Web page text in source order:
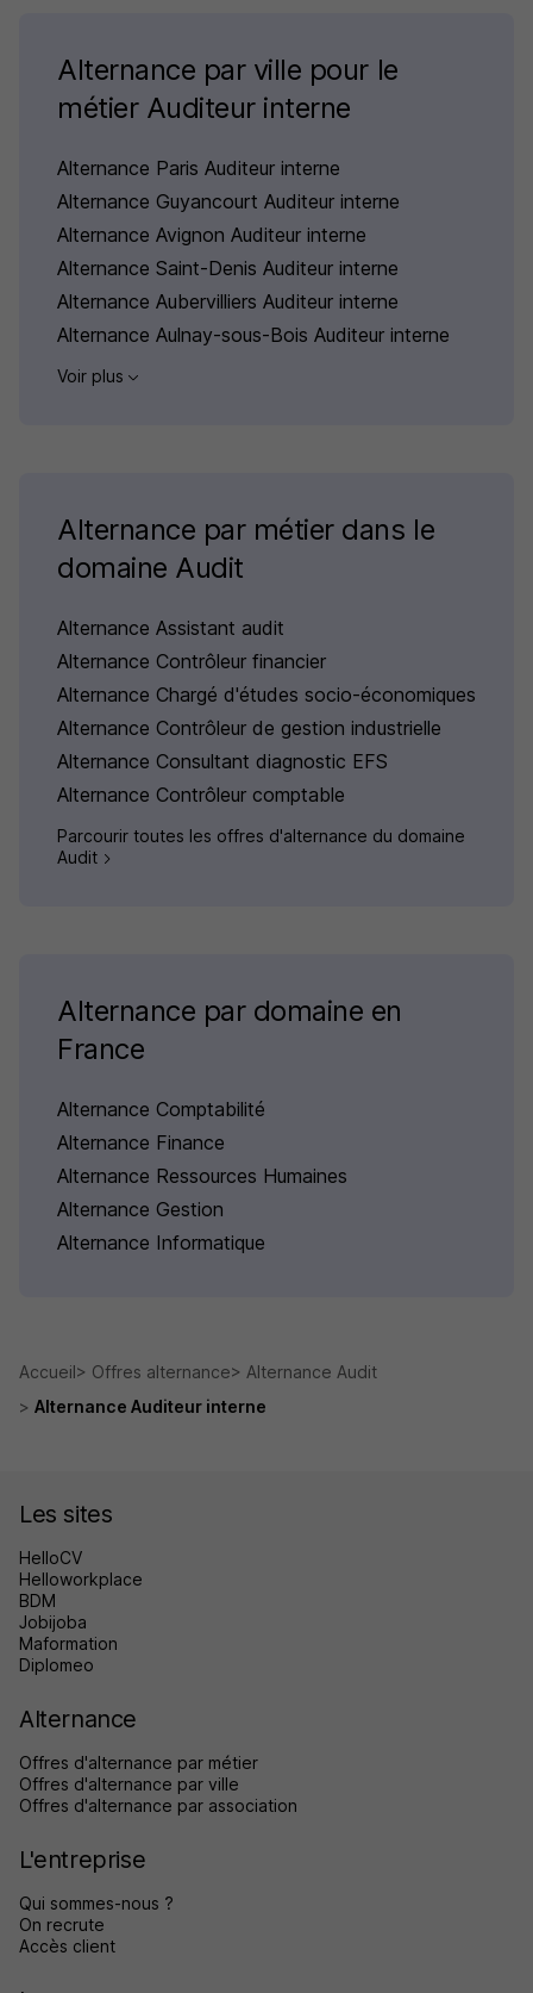
Alternance par ville pour le
métier Auditeur interne
Alternance Paris Auditeur interne
Alternance Guyancourt Auditeur interne
Alternance Avignon Auditeur interne
Alternance Saint-Denis Auditeur interne
Alternance Aubervilliers Auditeur interne
Alternance Aulnay-sous-Bois Auditeur interne
Voir plus
Alternance par métier dans le
domaine Audit
Alternance Assistant audit
Alternance Contrôleur financier
Alternance Chargé d'études socio-économiques
Alternance Contrôleur de gestion industrielle
Alternance Consultant diagnostic EFS
Alternance Contrôleur comptable
Parcourir toutes les offres d'alternance du domaine
Audit
Alternance par domaine en
France
Alternance Comptabilité
Alternance Finance
Alternance Ressources Humaines
Alternance Gestion
Alternance Informatique
Accueil Offres alternance
Alternance Audit
Alternance Auditeur interne
Les sites
HelloCV
Helloworkplace
BDM
Jobijoba
Maformation
Diplomeo
Alternance
Offres d'alternance par métier
Offres d'alternance par ville
Offres d'alternance par association
L'entreprise
Qui sommes-nous ?
On recrute
Accès client